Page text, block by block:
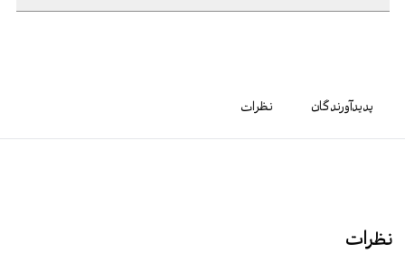
پدیدآورندگان نظرات
نظرات